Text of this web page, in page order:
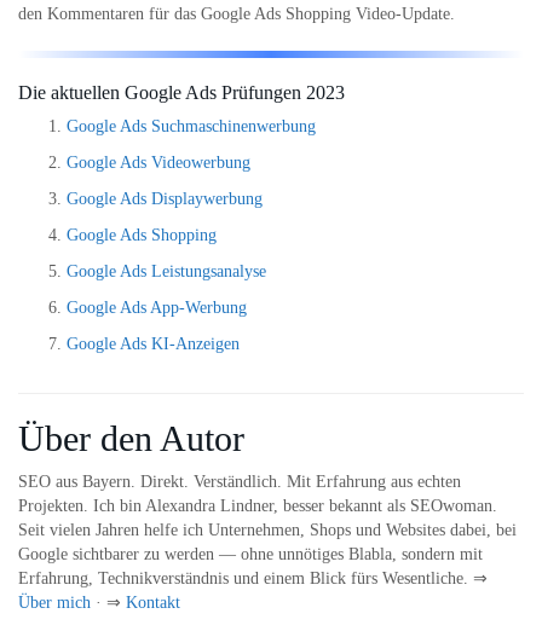
den Kommentaren für das Google Ads Shopping Video-Update.
Die aktuellen Google Ads Prüfungen 2023
Google Ads Suchmaschinenwerbung
Google Ads Videowerbung
Google Ads Displaywerbung
Google Ads Shopping
Google Ads Leistungsanalyse
Google Ads App-Werbung
Google Ads KI-Anzeigen
Über den Autor
SEO aus Bayern. Direkt. Verständlich. Mit Erfahrung aus echten
Projekten. Ich bin Alexandra Lindner, besser bekannt als SEOwoman.
Seit vielen Jahren helfe ich Unternehmen, Shops und Websites dabei, bei
Google sichtbarer zu werden — ohne unnötiges Blabla, sondern mit
Erfahrung, Technikverständnis und einem Blick fürs Wesentliche. ⇒
Über mich · ⇒ Kontakt